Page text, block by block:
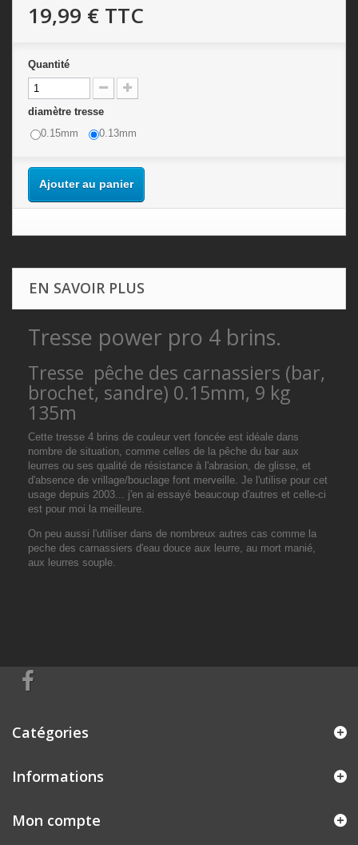
19,99 € TTC
Quantité
diamètre tresse
0.15mm
0.13mm
Ajouter au panier
EN SAVOIR PLUS
Tresse power pro 4 brins.
Tresse pêche des carnassiers (bar,
brochet, sandre) 0.15mm, 9 kg
135m
Cette tresse 4 brins de couleur vert foncée est idéale dans
nombre de situation, comme celles de la pêche du bar aux
leurres ou ses qualité de résistance à l'abrasion, de glisse, et
d'absence de vrillage/bouclage font merveille. Je l'utilise pour cet
usage depuis 2003... j'en ai essayé beaucoup d'autres et celle-ci
est pour moi la meilleure.
On peu aussi l'utiliser dans de nombreux autres cas comme la
peche des carnassiers d'eau douce aux leurre, au mort manié,
aux leurres souple.
Catégories
Informations
Mon compte